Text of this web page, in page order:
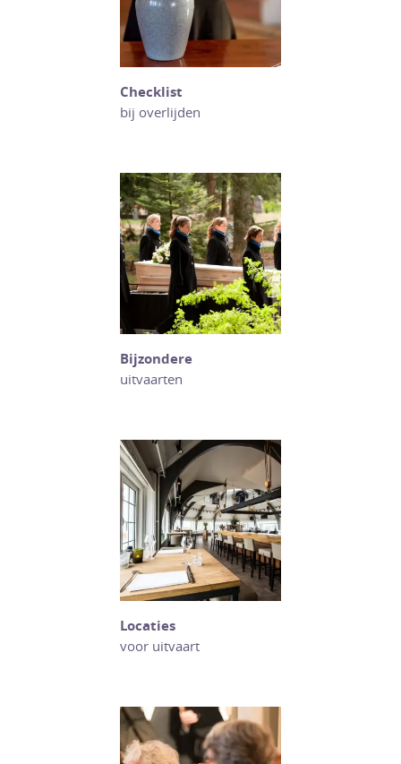
Checklist
bij overlijden
Bijzondere
uitvaarten
Locaties
voor uitvaart